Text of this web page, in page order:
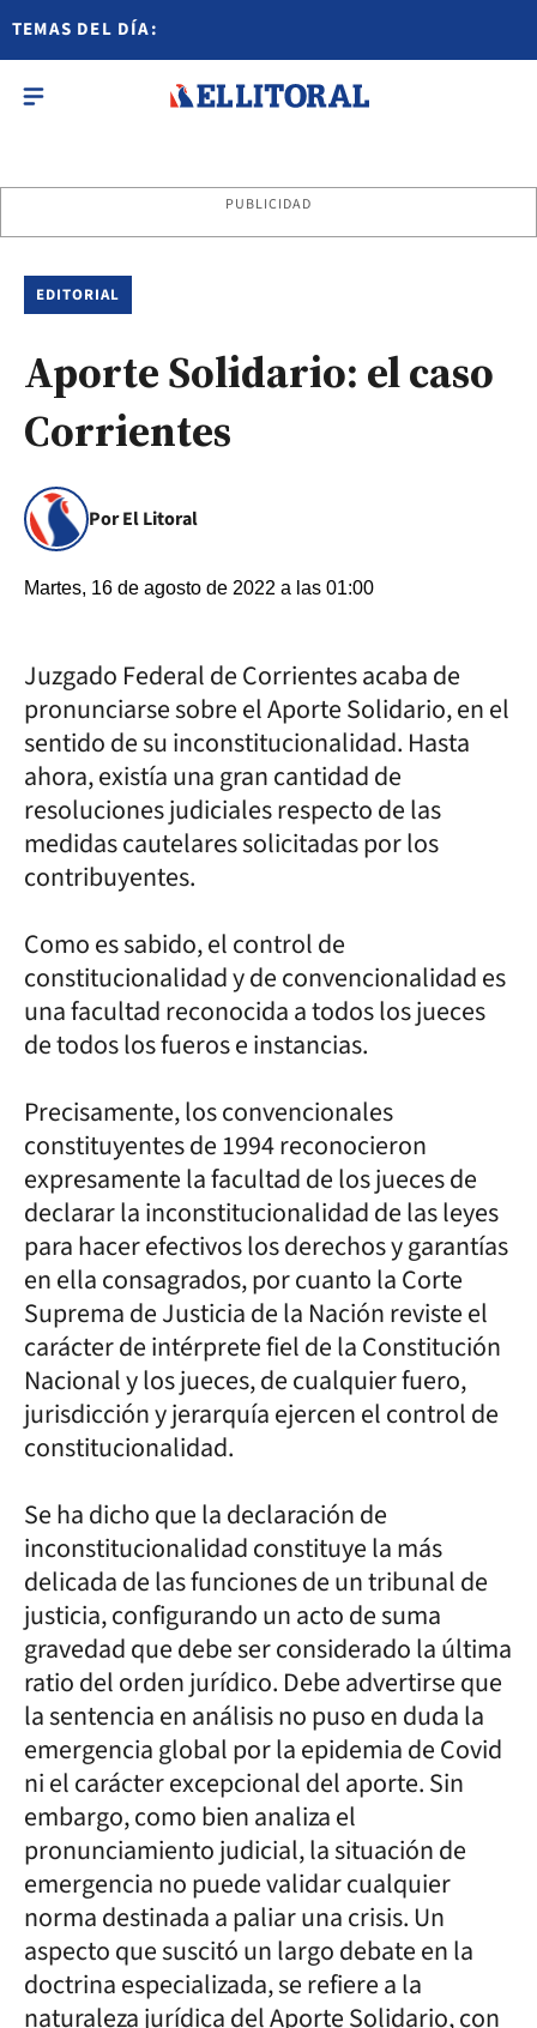
TEMAS DEL DÍA:
PUBLICIDAD
EDITORIAL
Aporte Solidario: el caso
Corrientes
Por El Litoral
Martes, 16 de agosto de 2022 a las 01:00
Juzgado Federal de Corrientes acaba de
pronunciarse sobre el Aporte Solidario, en el
sentido de su inconstitucionalidad. Hasta
ahora, existía una gran cantidad de
resoluciones judiciales respecto de las
medidas cautelares solicitadas por los
contribuyentes.
Como es sabido, el control de
constitucionalidad y de convencionalidad es
una facultad reconocida a todos los jueces
de todos los fueros e instancias.
Precisamente, los convencionales
constituyentes de 1994 reconocieron
expresamente la facultad de los jueces de
declarar la inconstitucionalidad de las leyes
para hacer efectivos los derechos y garantías
en ella consagrados, por cuanto la Corte
Suprema de Justicia de la Nación reviste el
carácter de intérprete fiel de la Constitución
Nacional y los jueces, de cualquier fuero,
jurisdicción y jerarquía ejercen el control de
constitucionalidad.
Se ha dicho que la declaración de
inconstitucionalidad constituye la más
delicada de las funciones de un tribunal de
justicia, configurando un acto de suma
gravedad que debe ser considerado la última
ratio del orden jurídico. Debe advertirse que
la sentencia en análisis no puso en duda la
emergencia global por la epidemia de Covid
ni el carácter excepcional del aporte. Sin
embargo, como bien analiza el
pronunciamiento judicial, la situación de
emergencia no puede validar cualquier
norma destinada a paliar una crisis. Un
aspecto que suscitó un largo debate en la
doctrina especializada, se refiere a la
naturaleza jurídica del Aporte Solidario, con